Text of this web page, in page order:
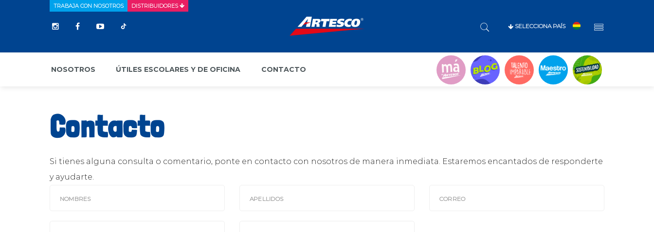
TRABAJA CON NOSOTROS DISTRIBUIDORES
SELECCIONA PAÍS
NOSOTROS ÚTILES ESCOLARES Y DE OFICINA CONTACTO
Contacto
Si tienes alguna consulta o comentario, ponte en contacto con nosotros de manera inmediata. Estaremos encantados de responderte
y ayudarte.